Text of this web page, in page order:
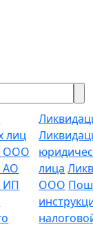
лиц
ООО
АО
ИП
лица
ООО